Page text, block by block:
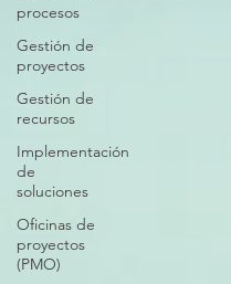
procesos
Gestión de
proyectos
Gestión de
recursos
Implementación
de
soluciones
Oficinas de
proyectos
(PMO)